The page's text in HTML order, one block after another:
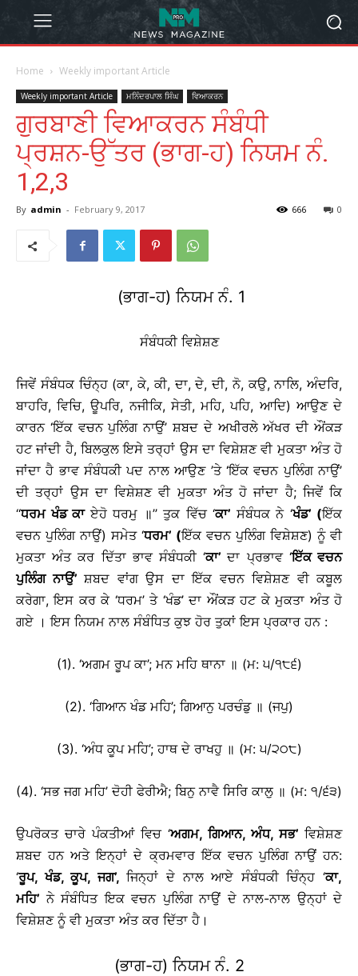
Home Weekly important Article
Weekly important Article ਮਨਿੰਦਰਪਾਲ ਸਿੰਘ ਵਿਆਕਰਨ
ਗੁਰਬਾਣੀ ਵਿਆਕਰਨ ਸੰਬੰਧੀ
ਪ੍ਰਸ਼ਨ-ਉੱਤਰ (ਭਾਗ-ਹ) ਨਿਯਮ ਨੰ.
1,2,3
By admin - February 9, 2017 0
666
(ਭਾਗ-ਹ) ਨਿਯਮ ਨੰ. 1
ਸੰਬੰਧਕੀ ਵਿਸ਼ੇਸ਼ਣ
ਜਿਵੇਂ ਸੰਬੰਧਕ ਚਿੰਨ੍ਹ (ਕਾ, ਕੇ, ਕੀ, ਦਾ, ਦੇ, ਦੀ, ਨੋ, ਕਉ, ਨਾਲਿ, ਅੰਦਰਿ,
ਬਾਹਰਿ, ਵਿਚਿ, ਊਪਰਿ, ਨਜੀਕਿ, ਸੇਤੀ, ਮਹਿ, ਪਹਿ, ਆਦਿ) ਆਉਣ ਦੇ
ਕਾਰਨ ‘ਇੱਕ ਵਚਨ ਪੁਲਿੰਗ ਨਾਉਂ’ ਸ਼ਬਦ ਦੇ ਅਖੀਰਲੇ ਅੱਖਰ ਦੀ ਔਂਕੜ
ਹਟ ਜਾਂਦੀ ਹੈ, ਬਿਲਕੁਲ ਇਸੇ ਤਰ੍ਹਾਂ ਉਸ ਦਾ ਵਿਸ਼ੇਸ਼ਣ ਵੀ ਮੁਕਤਾ ਅੰਤ ਹੋ
ਜਾਂਦਾ ਹੈ ਭਾਵ ਸੰਬੰਧਕੀ ਪਦ ਨਾਲ ਆਉਣ ’ਤੇ ‘ਇੱਕ ਵਚਨ ਪੁਲਿੰਗ ਨਾਉਂ’
ਦੀ ਤਰ੍ਹਾਂ ਉਸ ਦਾ ਵਿਸ਼ੇਸ਼ਣ ਵੀ ਮੁਕਤਾ ਅੰਤ ਹੋ ਜਾਂਦਾ ਹੈ; ਜਿਵੇਂ ਕਿ
‘‘ਧਰਮ ਖੰਡ ਕਾ ਏਹੋ ਧਰਮੁ ॥’’ ਤੁਕ ਵਿੱਚ ‘ਕਾ’ ਸੰਬੰਧਕ ਨੇ ‘ਖੰਡ’ (ਇੱਕ
ਵਚਨ ਪੁਲਿੰਗ ਨਾਉਂ) ਸਮੇਤ ‘ਧਰਮ’ (ਇੱਕ ਵਚਨ ਪੁਲਿੰਗ ਵਿਸ਼ੇਸ਼ਣ) ਨੂੰ ਵੀ
ਮੁਕਤਾ ਅੰਤ ਕਰ ਦਿੱਤਾ ਭਾਵ ਸੰਬੰਧਕੀ ‘ਕਾ’ਦਾ ਪ੍ਰਭਾਵ ‘ਇੱਕ ਵਚਨ
ਪੁਲਿੰਗ ਨਾਉਂ’ ਸ਼ਬਦ ਵਾਂਗ ਉਸ ਦਾ ਇੱਕ ਵਚਨ ਵਿਸ਼ੇਸ਼ਣ ਵੀ ਕਬੂਲ
ਕਰੇਗਾ, ਇਸ ਕਰ ਕੇ ‘ਧਰਮ’ ਤੇ ‘ਖੰਡ’ ਦਾ ਔਂਕੜ ਹਟ ਕੇ ਮੁਕਤਾ ਅੰਤ ਹੋ
ਗਏ । ਇਸ ਨਿਯਮ ਨਾਲ ਸੰਬੰਧਿਤ ਕੁਝ ਹੋਰ ਤੁਕਾਂ ਇਸ ਪ੍ਰਕਾਰ ਹਨ :
(1). ‘ਅਗਮ ਰੂਪ ਕਾ’; ਮਨ ਮਹਿ ਥਾਨਾ ॥ (ਮ: ੫/੧੮੬)
(2). ‘ਗਿਆਨ ਖੰਡ ਮਹਿ’; ਗਿਆਨੁ ਪਰਚੰਡੁ ॥ (ਜਪੁ)
(3). ‘ਅੰਧ ਕੂਪ ਮਹਿ’; ਹਾਥ ਦੇ ਰਾਖਹੁ ॥ (ਮ: ੫/੨੦੮)
(4). ‘ਸਭ ਜਗ ਮਹਿ’ ਦੋਹੀ ਫੇਰੀਐ; ਬਿਨੁ ਨਾਵੈ ਸਿਰਿ ਕਾਲੁ ॥ (ਮ: ੧/੬੩)
ਉਪਰੋਕਤ ਚਾਰੇ ਪੰਕਤੀਆਂ ਵਿਚ ‘ਅਗਮ, ਗਿਆਨ, ਅੰਧ, ਸਭ’ ਵਿਸ਼ੇਸ਼ਣ
ਸ਼ਬਦ ਹਨ ਅਤੇ ਇਨ੍ਹਾਂ ਦੇ ਕ੍ਰਮਵਾਰ ਇੱਕ ਵਚਨ ਪੁਲਿੰਗ ਨਾਉਂ ਹਨ:
‘ਰੂਪ, ਖੰਡ, ਕੂਪ, ਜਗ’, ਜਿਨ੍ਹਾਂ ਦੇ ਨਾਲ ਆਏ ਸੰਬੰਧਕੀ ਚਿੰਨ੍ਹ ‘ਕਾ,
ਮਹਿ’ਨੇ ਸੰਬੰਧਿਤ ਇਕ ਵਚਨ ਪੁਲਿੰਗ ਨਾਉਂ ਦੇ ਨਾਲ-ਨਾਲ ਉਨ੍ਹਾਂ ਦੇ
ਵਿਸ਼ੇਸ਼ਣ ਨੂੰ ਵੀ ਮੁਕਤਾ ਅੰਤ ਕਰ ਦਿੱਤਾ ਹੈ।
(ਭਾਗ-ਹ) ਨਿਯਮ ਨੰ. 2